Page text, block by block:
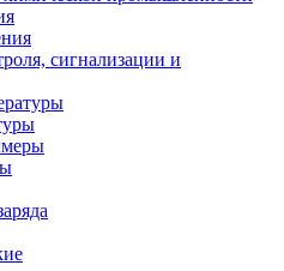
сигнализации и